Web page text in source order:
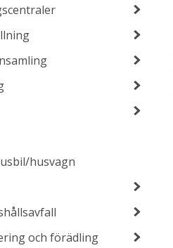
husvagn
och förädling